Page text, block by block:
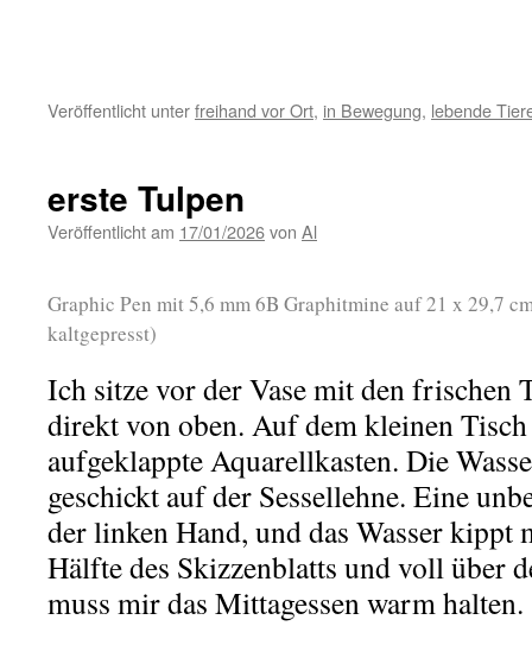
Veröffentlicht unterfreihand vor Ort, in Bewegung, lebende
erste Tulpen
Veröffentlicht am 17/01/2026von Al
Graphic Pen mit 5,6 mm 6B Graphitmine auf 21 x 29,7
kaltgepresst)
Ich sitze vor der Vase mit den frischen
direkt von oben. Auf dem kleinen
aufgeklappte Aquarellkasten. Die
geschickt auf der Sessellehne. Eine
der linken Hand, und das Wasser kippt
Hälfte des Skizzenblatts und voll über
muss mir das Mittagessen warm halten.